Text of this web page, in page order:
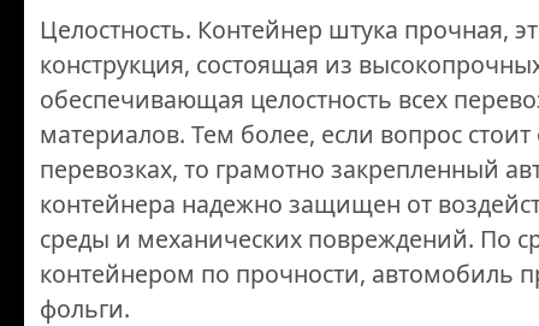
Целостность. Контейнер штука прочная,
конструкция, состоящая из
обеспечивающая целостность всех
материалов. Тем более, если вопрос
перевозках, то грамотно закрепленный
контейнера надежно защищен от
среды и механических повреждений. По
контейнером по прочности, автомобиль
фольги.